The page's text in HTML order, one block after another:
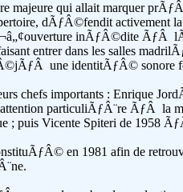
qui allait marquer
dÃƒÂ©fendit activement
inÃƒÂ©dite ÃƒÂ
entrer dans les salles
une identitÃƒÂ© sonore
chefs importants : Enrique
particuliÃƒÂ¨re ÃƒÂ la
puis Vicente Spiteri de 1958
en 1981 afin de